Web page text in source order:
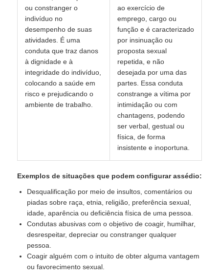
ou constranger o
indivíduo no
desempenho de suas
atividades. É uma
conduta que traz danos
à dignidade e à
integridade do indivíduo,
colocando a saúde em
risco e prejudicando o
ambiente de trabalho.
ao exercício de
emprego, cargo ou
função e é caracterizado
por insinuação ou
proposta sexual
repetida, e não
desejada por uma das
partes. Essa conduta
constrange a vítima por
intimidação ou com
chantagens, podendo
ser verbal, gestual ou
física, de forma
insistente e inoportuna.
Exemplos de situações que podem configurar assédio:
Desqualificação por meio de insultos, comentários ou
piadas sobre raça, etnia, religião, preferência sexual,
idade, aparência ou deficiência física de uma pessoa.
Condutas abusivas com o objetivo de coagir, humilhar,
desrespeitar, depreciar ou constranger qualquer
pessoa.
Coagir alguém com o intuito de obter alguma vantagem
ou favorecimento sexual.